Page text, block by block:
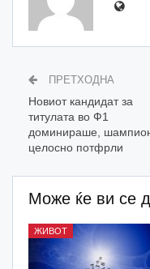
ПРЕТХОДНА
Новиот кандидат за
титулата во Ф1
доминираше,
целосно потфрли
Може ќе ви се
ЖИВОТ